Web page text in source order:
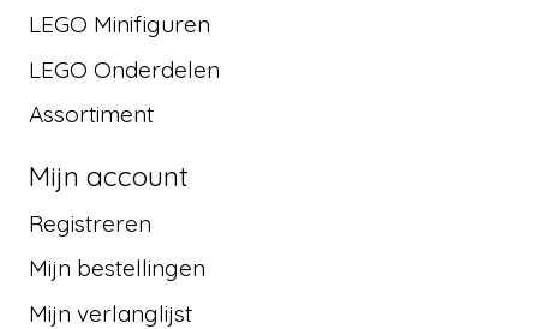
LEGO Minifiguren
LEGO Onderdelen
Assortiment
Mijn account
Registreren
Mijn bestellingen
Mijn verlanglijst